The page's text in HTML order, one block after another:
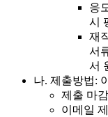
응
시
재
서
서
나. 제출방법:
제출 마
이메일